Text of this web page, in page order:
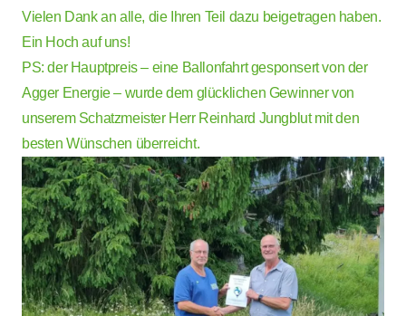
Vielen Dank an alle, die Ihren Teil dazu beigetragen haben.
Ein Hoch auf uns!
PS: der Hauptpreis – eine Ballonfahrt gesponsert von der
Agger Energie – wurde dem glücklichen Gewinner von
unserem Schatzmeister Herr Reinhard Jungblut mit den
besten Wünschen überreicht.